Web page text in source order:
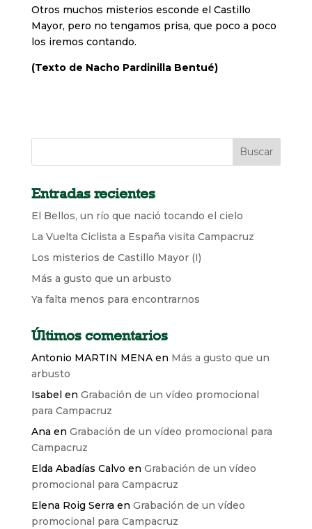
Otros muchos misterios esconde el Castillo
Mayor, pero no tengamos prisa, que poco a poco
los iremos contando.
(Texto de Nacho Pardinilla Bentué)
Entradas recientes
El Bellos, un río que nació tocando el cielo
La Vuelta Ciclista a España visita Campacruz
Los misterios de Castillo Mayor (I)
Más a gusto que un arbusto
Ya falta menos para encontrarnos
Últimos comentarios
Antonio MARTIN MENAen Más a gusto que un
arbusto
Isabelen Grabación de un vídeo promocional
para Campacruz
Ana en Grabación de un vídeo promocional para
Campacruz
Elda Abadías Calvo en Grabación de un vídeo
promocional para Campacruz
Elena Roig Serra en Grabación de un vídeo
promocional para Campacruz